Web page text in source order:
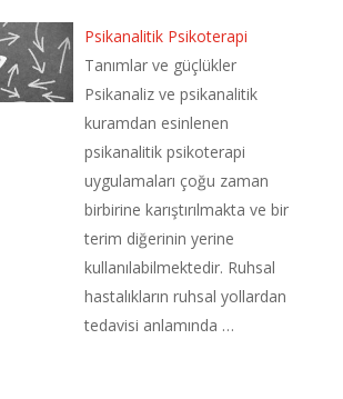
Psikanalitik Psikoterapi
Tanımlar ve güçlükler
Psikanaliz ve psikanalitik
kuramdan esinlenen
psikanalitik psikoterapi
uygulamaları çoğu zaman
birbirine karıştırılmakta ve bir
terim diğerinin yerine
kullanılabilmektedir. Ruhsal
hastalıkların ruhsal yollardan
tedavisi anlamında …